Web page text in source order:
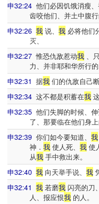
申32:24 他们必因饥饿消瘦
齿咬他们、并土中腹
申32:26 我 说、 我 必将他们
灭、
申32:27 惟恐仇敌惹动我 、
力、并非耶和华所行的
申32:31 据我 们的仇敌自己
申32:34 这不都是积蓄在我
申32:35 他们失脚的时候、
了、那要临在他们身
申32:39 你们如今要知道、 我
神． 我使人死、 我使
从我手中救出来。
申32:40 我 向天举手说、 我
申32:41 我 若磨我 闪亮的刀
人、报应恨我的人。